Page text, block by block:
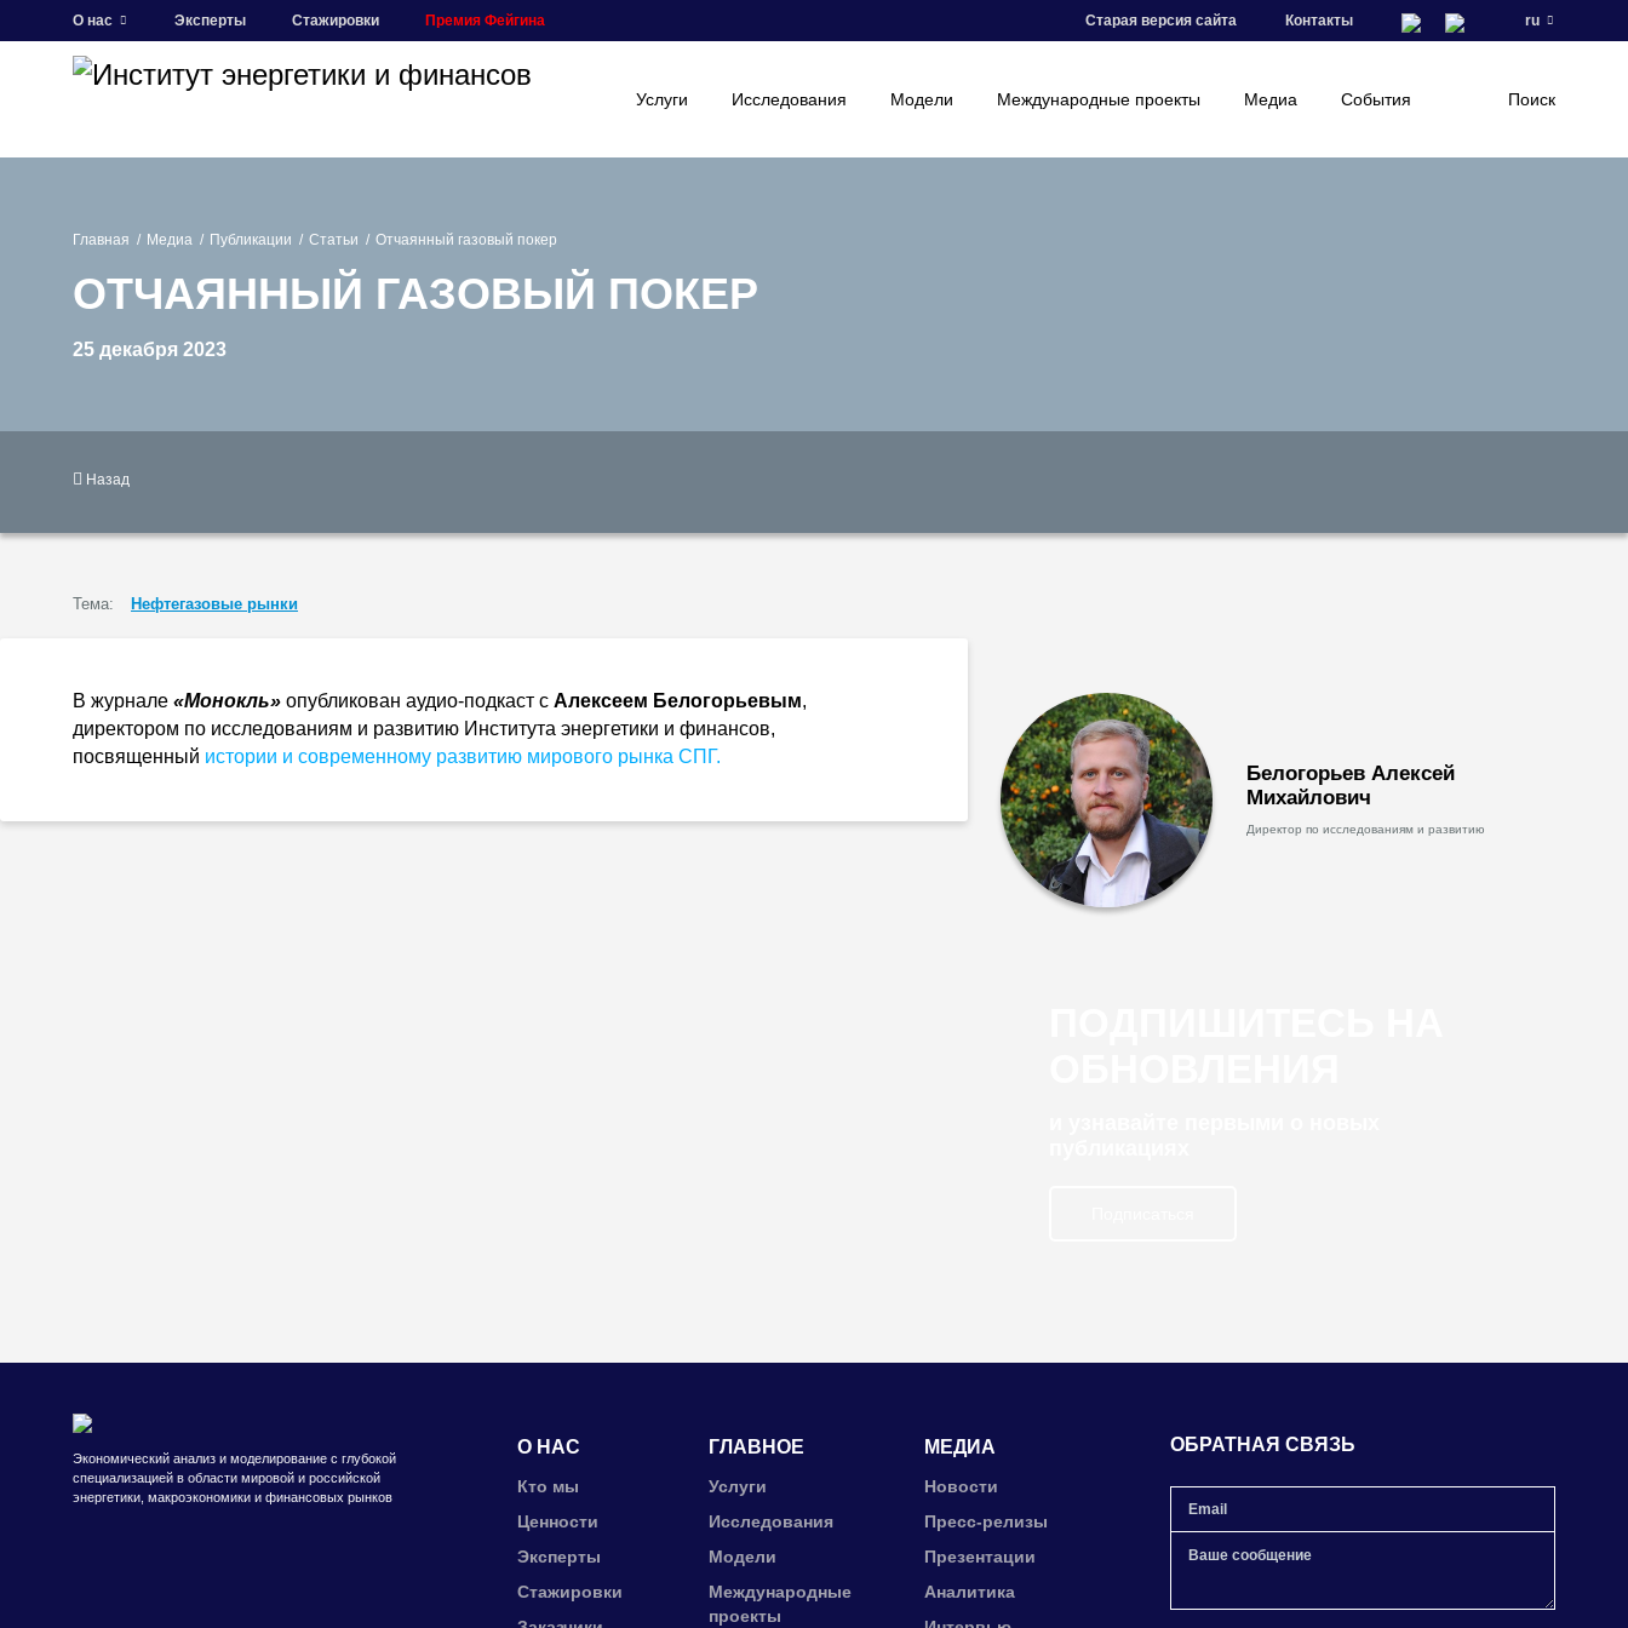
О нас Эксперты Стажировки Премия Фейгина Старая версия сайта Контакты ru
Услуги Исследования Модели Международные проекты Медиа События Поиск
Главная Медиа Публикации Статьи Отчаянный газовый покер
ОТЧАЯННЫЙ ГАЗОВЫЙ ПОКЕР
25 декабря 2023
Назад
Тема: Нефтегазовые рынки
В журнале «Монокль» опубликован аудио-подкаст с Алексеем Белогорьевым,
директором по исследованиям и развитию Института энергетики и финансов,
посвященный истории и современному развитию мирового рынка СПГ.
Белогорьев Алексей
Михайлович
Директор по исследованиям и развитию
Экономический анализ и моделирование с глубокой
специализацией в области мировой и российской
энергетики, макроэкономики и финансовых рынков
О НАС
Кто мы
Ценности
Эксперты
Стажировки
ГЛАВНОЕ
Услуги
Исследования
Модели
Международные
проекты
МЕДИА
Новости
Пресс-релизы
Презентации
Аналитика
ОБРАТНАЯ СВЯЗЬ